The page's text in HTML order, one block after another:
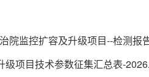
院监控扩容及升级项目--检测报
项目技术参数征集汇总表-